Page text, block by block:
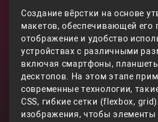
Создание вёрстки на основе
макетов, обеспечивающей его
отображение и удобство
устройствах с различными
включая смартфоны,
десктопов. На этом этапе
современные технологии,
CSS, гибкие сетки (flexbox,
изображения, чтобы элементы